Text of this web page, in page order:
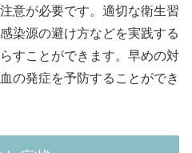
意が必要です。適切な衛生習
染源の避け方などを実践する
すことができます。早めの対
の発症を予防することができ